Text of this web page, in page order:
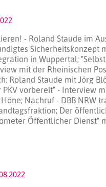
- Roland Staude im
Sicherheitskonzept
in Wuppertal;
mit der Rheinischen
Roland Staude mit Jörg
PKV vorbereit" - Interview
Nachruf - DBB NRW
Der
Öffentlicher Dienst"